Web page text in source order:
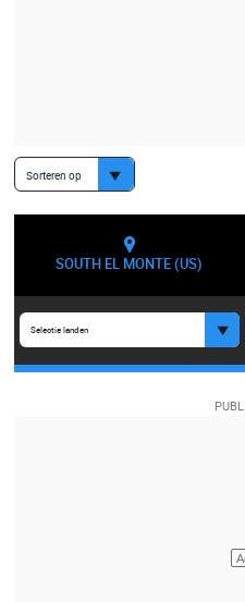
Sorteren op
SOUTH EL MONTE (US)
Selectie landen